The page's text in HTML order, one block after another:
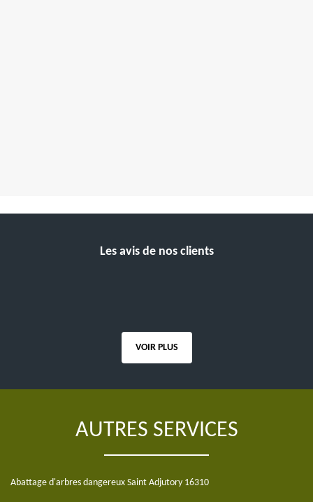
Les avis de nos clients
VOIR PLUS
AUTRES SERVICES
Abattage d'arbres dangereux Saint Adjutory 16310